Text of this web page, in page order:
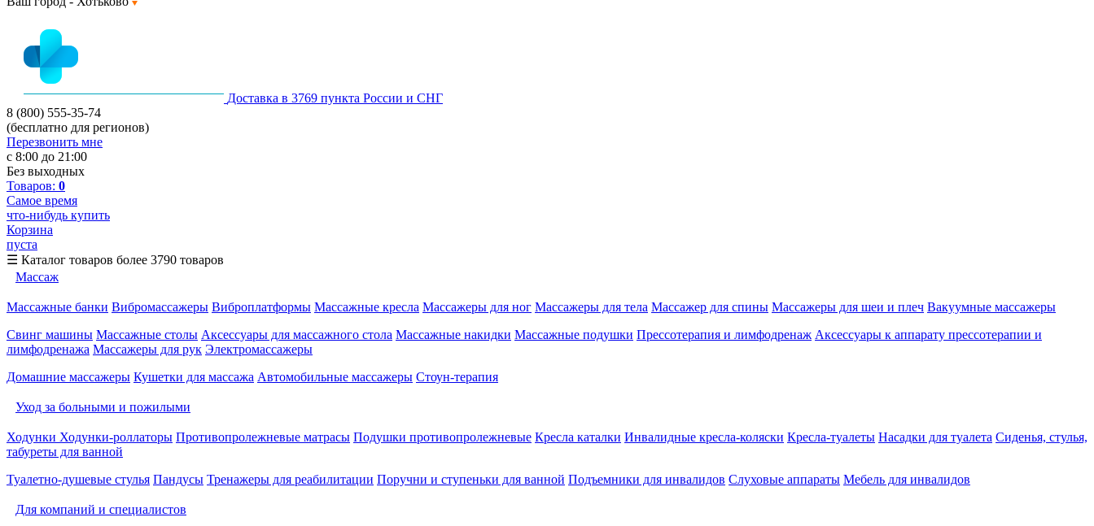
Доставка в 3769 пункта России и СНГ
8 (800) 555-35-74
(бесплатно для регионов)
Перезвонить мне
с 8:00 до 21:00
Без выходных
Товаров: 0
Самое время
что-нибудь купить
Корзина
пуста
☰ Каталог товаров более 3790 товаров
Массаж
Массажные банки Вибромассажеры Виброплатформы Массажные кресла Массажеры для ног Массажеры для тела Массажер для спины Массажеры для шеи и плеч Вакуумные массажеры
Свинг машины Массажные столы Аксессуары для массажного стола Массажные накидки Массажные подушки Прессотерапия и лимфодренаж Аксессуары к аппарату прессотерапии и
лимфодренажа Массажеры для рук Электромассажеры
Домашние массажеры Кушетки для массажа Автомобильные массажеры Стоун-терапия
Уход за больными и пожилыми
Ходунки Ходунки-роллаторы Противопролежневые матрасы Подушки противопролежневые Кресла каталки Инвалидные кресла-коляски Кресла-туалеты Насадки для туалета Сиденья, стулья,
табуреты для ванной
Туалетно-душевые стулья Пандусы Тренажеры для реабилитации Поручни и ступеньки для ванной Подъемники для инвалидов Слуховые аппараты Мебель для инвалидов
Для компаний и специалистов